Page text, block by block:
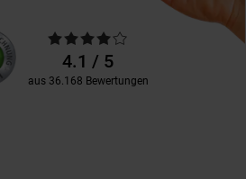
Durchschnittliche
Bewertungen4.1 / 5
aus 36.168 Bewertungen